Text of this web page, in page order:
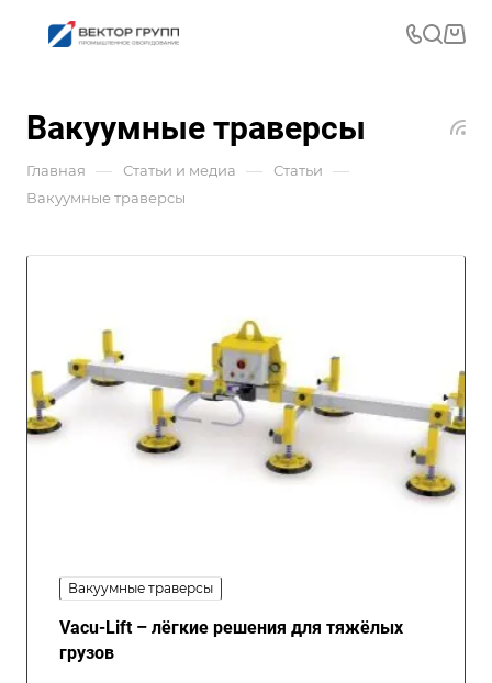
Вакуумные траверсы
Главная — Статьи и медиа — Статьи —
Вакуумные траверсы
Вакуумные траверсы
Vacu-Lift – лёгкие решения для тяжёлых
грузов